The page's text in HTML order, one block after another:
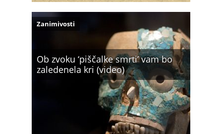
Ob zvoku ‘piščalke smrti’ vam bo
zaledenela kri (video)
Zanimivosti